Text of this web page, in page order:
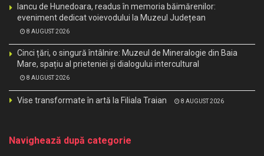
Iancu de Hunedoara, readus în memoria băimărenilor:
eveniment dedicat voievodului la Muzeul Județean
8 AUGUST 2026
Cinci țări, o singură întâlnire: Muzeul de Mineralogie din Baia
Mare, spațiu al prieteniei și dialogului intercultural
8 AUGUST 2026
Vise transformate în artă la Filiala Traian 8 AUGUST 2026
Navighează după categorie